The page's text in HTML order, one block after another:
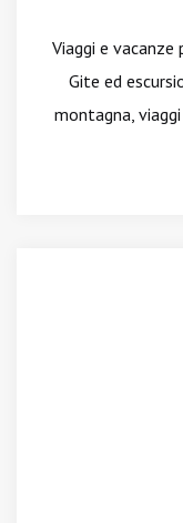
Viaggi e
Gite ed
montagna,